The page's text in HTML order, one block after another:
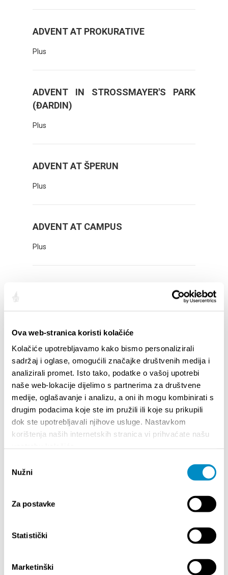
Ova web-stranica koristi kolačiće
Kolačiće upotrebljavamo kako bismo personalizirali
sadržaj i oglase, omogućili značajke društvenih medija i
analizirali promet. Isto tako, podatke o vašoj upotrebi
naše web-lokacije dijelimo s partnerima za društvene
medije, oglašavanje i analizu, a oni ih mogu kombinirati s
drugim podacima koje ste im pružili ili koje su prikupili
dok ste upotrebljavali njihove usluge. Nastavkom
korištenja naših internetskih stranica vi prihvaćate našu
pristanka
Nužni
Za postavke
Statistički
Marketinški
ADVENT AT PROKURATIVE
Plus
ADVENT IN STROSSMAYER'S PARK
(ĐARDIN)
Plus
ADVENT AT ŠPERUN
Plus
ADVENT AT CAMPUS
Plus
ADVENT IN STOBREČ
ADVENT IN OBROV STREET
Plus